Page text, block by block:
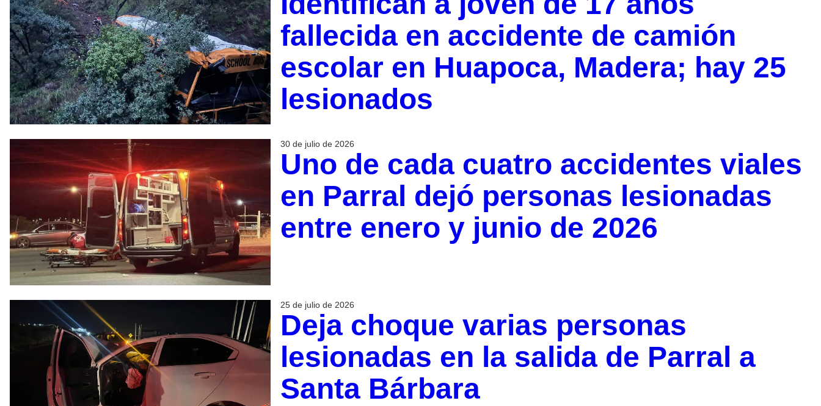
fallecida en accidente de camión
escolar en Huapoca, Madera; hay 25
lesionados
30 de julio de 2026
Uno de cada cuatro accidentes viales
en Parral dejó personas lesionadas
entre enero y junio de 2026
25 de julio de 2026
Deja choque varias personas
lesionadas en la salida de Parral a
Santa Bárbara